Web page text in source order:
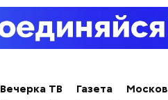
Вечерка ТВ Газета